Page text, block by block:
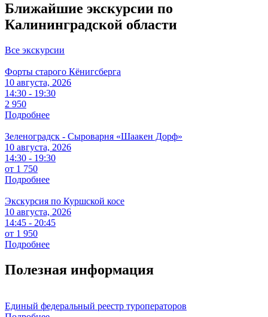
Ближайшие экскурсии по
Калининградской области
Все экскурсии
Форты старого Кёнигсберга
10 августа, 2026
14:30 - 19:30
2 950
Подробнее
Зеленоградск - Сыроварня «Шаакен Дорф»
10 августа, 2026
14:30 - 19:30
от 1 750
Подробнее
Экскурсия по Куршской косе
10 августа, 2026
14:45 - 20:45
от 1 950
Подробнее
Полезная информация
Единый федеральный реестр туроператоров